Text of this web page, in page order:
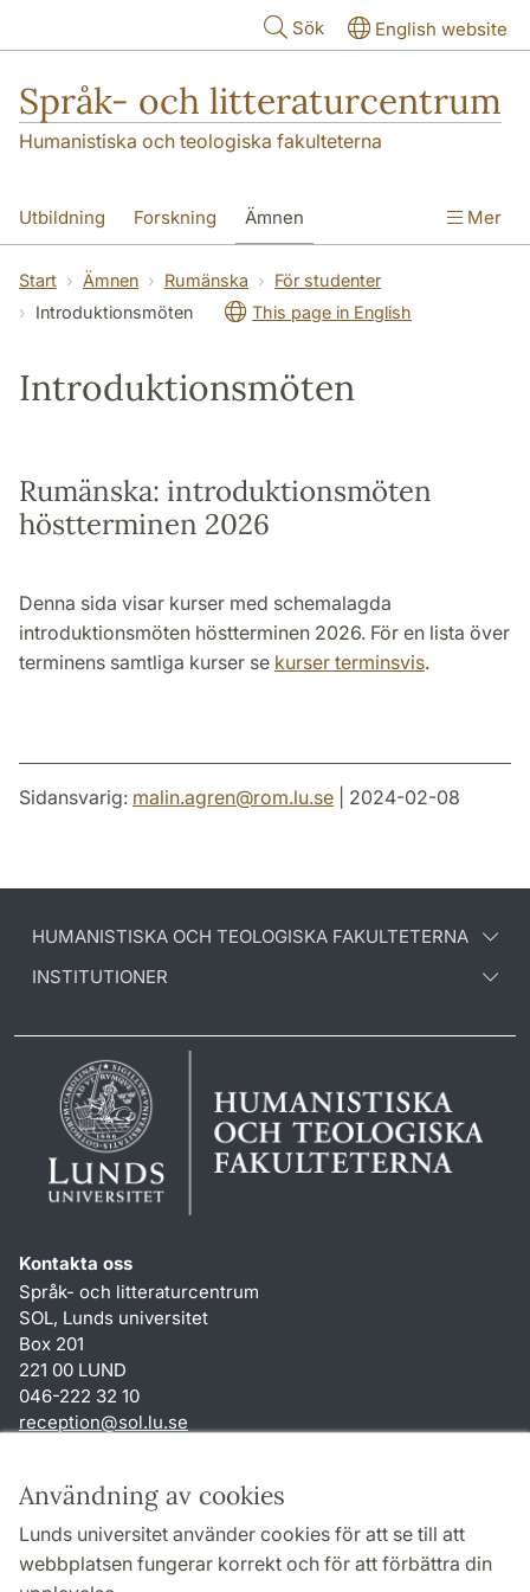
Användning av cookies
Lunds universitet använder cookies för att se till att
webbplatsen fungerar korrekt och för att förbättra din
Sök English website
Språk- och litteraturcentrum
Humanistiska och teologiska fakulteterna
Utbildning Forskning Ämnen
SOL-husen Kontakt Institutionen
översättning till svenska
Mer
Start Ämnen Rumänska
För studenter
Introduktionsmöten
This page in English
Introduktionsmöten
Rumänska: introduktionsmöten
höstterminen 2026
Denna sida visar kurser med schemalagda
introduktionsmöten höstterminen 2026. För en lista över
terminens samtliga kurser se kurser terminsvis.
Sidansvarig: malin.agren@rom.lu.se | 2024-02-08
HUMANISTISKA OCH TEOLOGISKA FAKULTETERNA
INSTITUTIONER
Kontakta oss
Språk- och litteraturcentrum
SOL, Lunds universitet
Box 201
221 00 LUND
046-222 32 10
reception@sol.lu.se
Genvägar
Om webbplatsen och cookies
Behandling av personuppgifter